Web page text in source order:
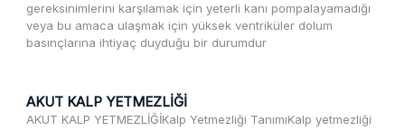
gereksinimlerini karşılamak için yeterli kanı pompalayamadığı
veya bu amaca ulaşmak için yüksek ventriküler dolum
basınçlarına ihtiyaç duyduğu bir durumdur
AKUT KALP YETMEZLİĞİ
AKUT KALP YETMEZLİĞİKalp Yetmezliği TanımıKalp yetmezliği